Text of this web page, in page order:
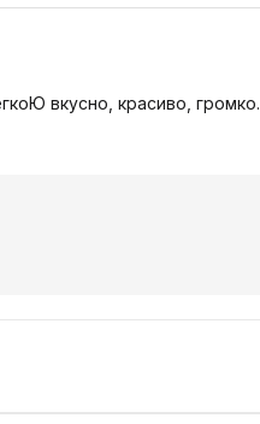
вкусно, красиво, громко.